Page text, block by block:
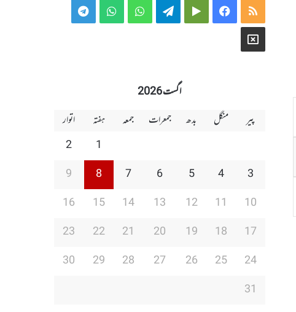
RSS
Facebook
Google
Telegram
WhatsApp
WhatsApp
Telegram
X
اگست 2026
پیر
منگل بدھ جمعرات جمعہ ہفتہ
اتوار
1
2
3
4
5
6
7
8
9
10
11
12
13
14
15
16
17
18
19
20
21
22
23
24
25
26
27
28
29
30
31